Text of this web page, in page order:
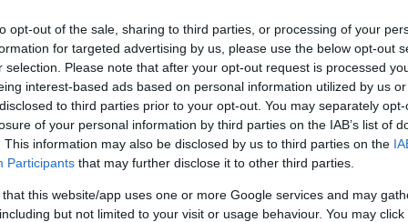
opt-out of the sale, sharing to third parties, or processing of your
for targeted advertising by us, please use the below opt-out
selection. Please note that after your opt-out request is processed
interest-based ads based on personal information utilized by us
to third parties prior to your opt-out. You may separately
of your personal information by third parties on the IAB’s list of
This information may also be disclosed by us to third parties on the
Participants that may further disclose it to other third parties.
that this website/app uses one or more Google services and may
but not limited to your visit or usage behaviour. You may
vitaminas e minerais, contribuindo para a saúde geral.
que ajudam a combater o stress oxidativo.
alimentar apoia a saúde digestiva e a regularidade.
na saúde do coração e na gestão do açúcar no sangue.
em calorias, tornando-a uma opção saudável para
ou como cobertura, os maracujás são versáteis para